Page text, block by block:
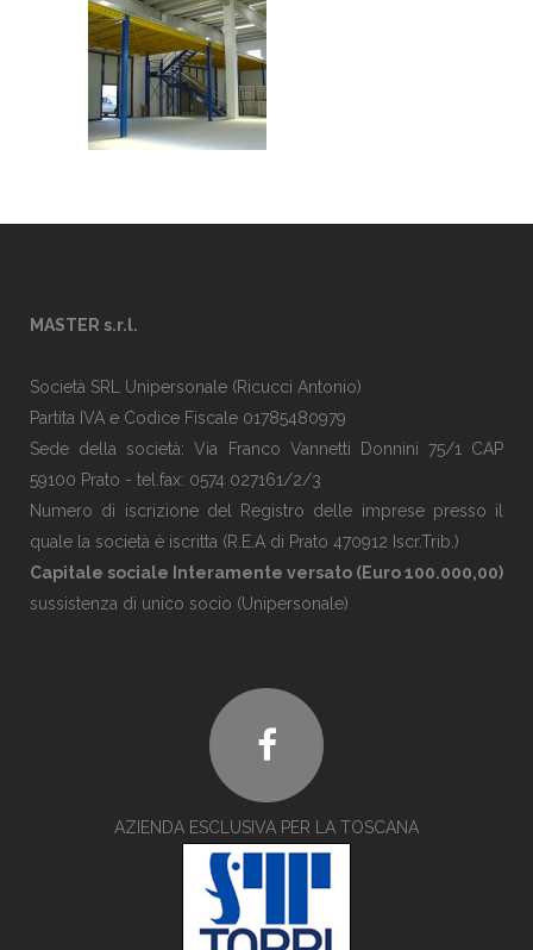
MASTER s.r.l.
Società SRL Unipersonale (Ricucci Antonio)
Partita IVA e Codice Fiscale 01785480979
Sede della società: Via Franco Vannetti Donnini 75/1 CAP
59100 Prato - tel.fax: 0574 027161/2/3
Numero di iscrizione del Registro delle imprese presso il
quale la società è iscritta (R.E.A di Prato 470912 Iscr.Trib.)
Capitale sociale Interamente versato (Euro 100.000,00)
sussistenza di unico socio (Unipersonale)
AZIENDA ESCLUSIVA PER LA TOSCANA